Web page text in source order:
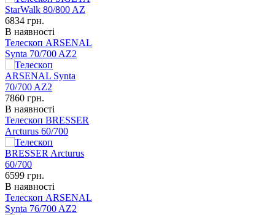
6834 грн.
В наявності
Телескоп ARSENAL
Synta 70/700 AZ2
7860 грн.
В наявності
Телескоп BRESSER
Arcturus 60/700
6599 грн.
В наявності
Телескоп ARSENAL
Synta 76/700 AZ2